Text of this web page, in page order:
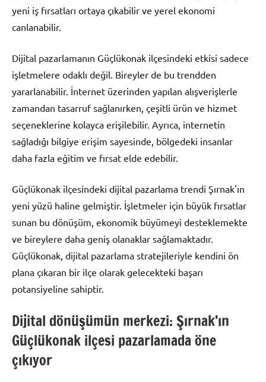
yeni iş fırsatları ortaya çıkabilir ve yerel ekonomi
canlanabilir.
Dijital pazarlamanın Güçlükonak ilçesindeki etkisi sadece
işletmelere odaklı değil. Bireyler de bu trendden
yararlanabilir. İnternet üzerinden yapılan alışverişlerle
zamandan tasarruf sağlanırken, çeşitli ürün ve hizmet
seçeneklerine kolayca erişilebilir. Ayrıca, internetin
sağladığı bilgiye erişim sayesinde, bölgedeki insanlar
daha fazla eğitim ve fırsat elde edebilir.
Güçlükonak ilçesindeki dijital pazarlama trendi Şırnak'ın
yeni yüzü haline gelmiştir. İşletmeler için büyük fırsatlar
sunan bu dönüşüm, ekonomik büyümeyi desteklemekte
ve bireylere daha geniş olanaklar sağlamaktadır.
Güçlükonak, dijital pazarlama stratejileriyle kendini ön
plana çıkaran bir ilçe olarak gelecekteki başarı
potansiyeline sahiptir.
Dijital dönüşümün merkezi: Şırnak’ın
Güçlükonak ilçesi pazarlamada öne
çıkıyor